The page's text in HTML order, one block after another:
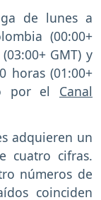
de lunes a
(00:00+
GMT) y
horas (01:00+
por el Canal
adquieren un
cuatro cifras.
números de
coinciden